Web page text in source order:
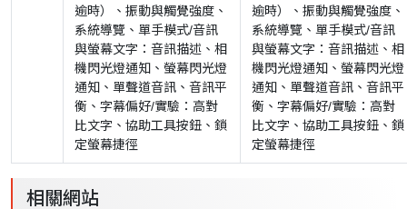
逾時）、振動與觸覺強度、
系統導覽、單手模式/音訊
與螢幕文字：音訊描述、相
機閃光燈通知、螢幕閃光燈
通知、單聲道音訊、音訊平
衡、字幕偏好/實驗：高對
比文字、協助工具按鈕、鎖
定螢幕捷徑
逾時）、振動與觸覺強度、
系統導覽、單手模式/音訊
與螢幕文字：音訊描述、相
機閃光燈通知、螢幕閃光燈
通知、單聲道音訊、音訊平
衡、字幕偏好/實驗：高對
比文字、協助工具按鈕、鎖
定螢幕捷徑
相關網站